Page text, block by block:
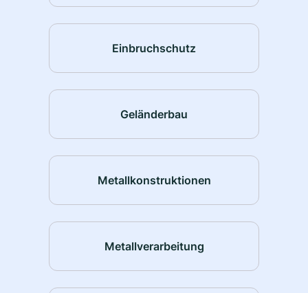
Einbruchschutz
Geländerbau
Metallkonstruktionen
Metallverarbeitung